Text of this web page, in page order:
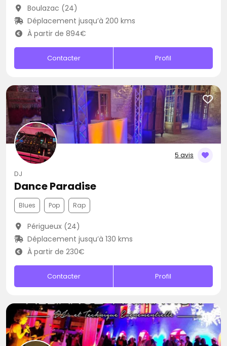
Boulazac (24)
Déplacement jusqu’à 200 kms
À partir de 894€
Contacter Profil
5 avis
DJ
Dance Paradise
Blues Pop Rap
Périgueux (24)
Déplacement jusqu’à 130 kms
À partir de 230€
Contacter Profil